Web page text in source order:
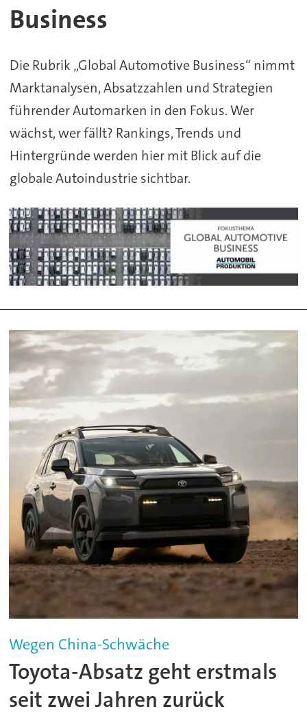
Business
Die Rubrik „Global Automotive Business“ nimmt
Marktanalysen, Absatzzahlen und Strategien
führender Automarken in den Fokus. Wer
wächst, wer fällt? Rankings, Trends und
Hintergründe werden hier mit Blick auf die
globale Autoindustrie sichtbar.
Wegen China-Schwäche
Toyota-Absatz geht erstmals
seit zwei Jahren zurück